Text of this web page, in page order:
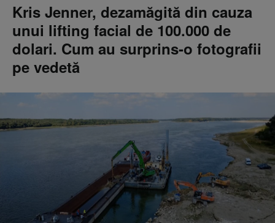
Kris Jenner, dezamăgită din cauza
unui lifting facial de 100.000 de
dolari. Cum au surprins-o fotografii
pe vedetă